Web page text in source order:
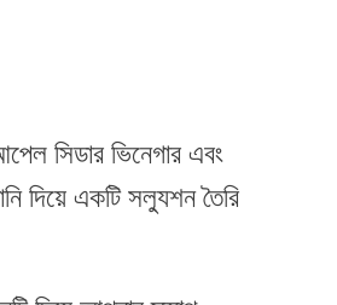
সিডার ভিনেগার এবং
দিয়ে একটি সল্যুশন তৈরি